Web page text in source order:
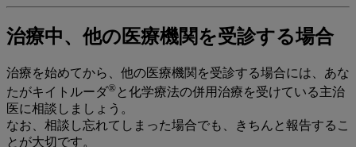
治療中、他の医療機関を受診する場合
治療を始めてから、他の医療機関を受診する場合には、あな
たがキイトルーダ® と化学療法の併用治療を受けている主治
医に相談しましょう。
なお、相談し忘れてしまった場合でも、きちんと報告するこ
とが大切です。